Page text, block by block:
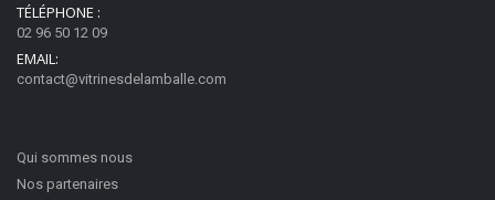
TÉLÉPHONE :
02 96 50 12 09
EMAIL:
contact@vitrinesdelamballe.com
Qui sommes nous
Nos partenaires